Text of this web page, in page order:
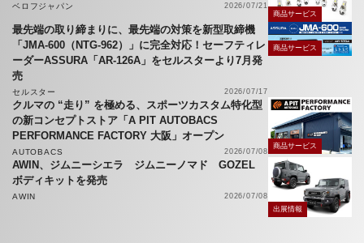
ベロフジャパン
2026/07/21
商品サービス
最先端の取り締まりに、最先端の対策を新型取締機
「JMA-600（NTG-962）」に完全対応！セーフティレ
ーダーASSURA「AR-126A」をセルスターより7月発
売
セルスター 2026/07/17
商品サービス
クルマの “走り” を極める、スポーツカスタム特化型
の新コンセプトストア「A PIT AUTOBACS
PERFORMANCE FACTORY 大阪」オープン
AUTOBACS 2026/07/08
商品サービス
AWIN、ジムニーシエラ ジムニーノマド GOZEL
ボディキットを発売
AWIN
2026/07/08
出展情報